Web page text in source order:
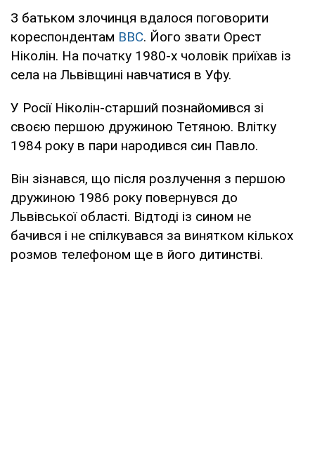
З батьком злочинця вдалося поговорити
кореспондентам ВВС. Його звати Орест
Ніколін. На початку 1980-х чоловік приїхав із
села на Львівщині навчатися в Уфу.
У Росії Ніколін-старший познайомився зі
своєю першою дружиною Тетяною. Влітку
1984 року в пари народився син Павло.
Він зізнався, що після розлучення з першою
дружиною 1986 року повернувся до
Львівської області. Відтоді із сином не
бачився і не спілкувався за винятком кількох
розмов телефоном ще в його дитинстві.